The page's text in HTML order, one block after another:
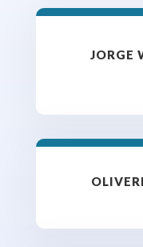
JORGE